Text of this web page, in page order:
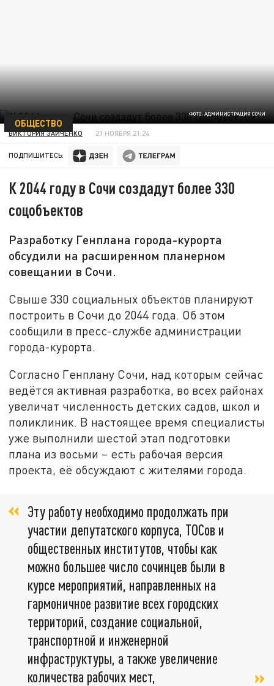
ФОТО: АДМИНИСТРАЦИЯ СОЧИ
ОБЩЕСТВО
ВИКТОРИЯ ЗАЙЧЕНКО 21 НОЯБРЯ 21:24
ПОДПИШИТЕСЬ:
К 2044 году в Сочи создадут более 330
соцобъектов
Разработку Генплана города-курорта
обсудили на расширенном планерном
совещании в Сочи.
Свыше 330 социальных объектов планируют
построить в Сочи до 2044 года. Об этом
сообщили в пресс-службе администрации
города-курорта.
Согласно Генплану Сочи, над которым сейчас
ведётся активная разработка, во всех районах
увеличат численность детских садов, школ и
поликлиник. В настоящее время специалисты
уже выполнили шестой этап подготовки
плана из восьми – есть рабочая версия
проекта, её обсуждают с жителями города.
Эту работу необходимо продолжать при
участии депутатского корпуса, ТОСов и
общественных институтов, чтобы как
можно большее число сочинцев были в
курсе мероприятий, направленных на
гармоничное развитие всех городских
территорий, создание социальной,
транспортной и инженерной
инфраструктуры, а также увеличение
количества рабочих мест,